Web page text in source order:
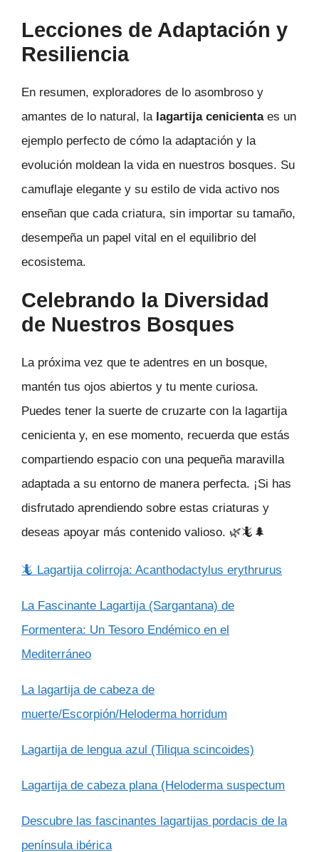
Lecciones de Adaptación y
Resiliencia
En resumen, exploradores de lo asombroso y
amantes de lo natural, la lagartija cenicientaes un
ejemplo perfecto de cómo la adaptación y la
evolución moldean la vida en nuestros bosques. Su
camuflaje elegante y su estilo de vida activo nos
enseñan que cada criatura, sin importar su tamaño,
desempeña un papel vital en el equilibrio del
ecosistema.
Celebrando la Diversidad
de Nuestros Bosques
La próxima vez que te adentres en un bosque,
mantén tus ojos abiertos y tu mente curiosa.
Puedes tener la suerte de cruzarte con la lagartija
cenicienta y, en ese momento, recuerda que estás
compartiendo espacio con una pequeña maravilla
adaptada a su entorno de manera perfecta. ¡Si has
disfrutado aprendiendo sobre estas criaturas y
deseas apoyar más contenido valioso. 🌿🦎🌲
🦎 Lagartija colirroja: Acanthodactylus erythrurus
La Fascinante Lagartija (Sargantana) de
Formentera: Un Tesoro Endémico en el
Mediterráneo
La lagartija de cabeza de
muerte/Escorpión/Heloderma horridum
Lagartija de lengua azul (Tiliqua scincoides)
Lagartija de cabeza plana (Heloderma suspectum
Descubre las fascinantes lagartijas pordacis de la
península ibérica